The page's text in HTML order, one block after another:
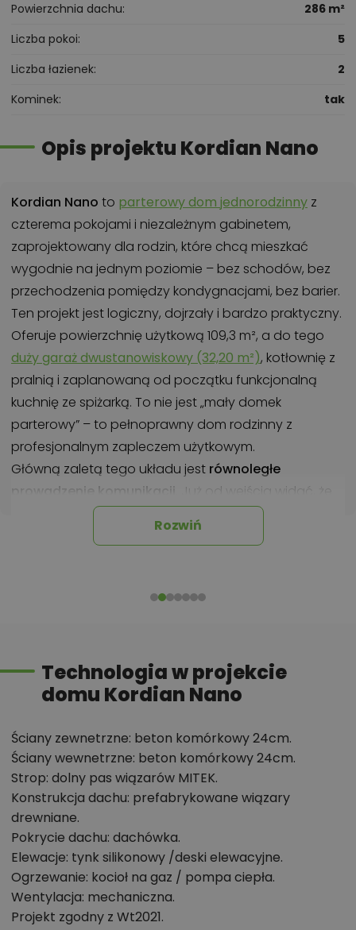
Powierzchnia dachu
286 m²
Liczba pokoi
5
Liczba łazienek
2
Kominek
tak
Opis projektu Kordian Nano
Kordian Nano to parterowy dom jednorodzinny z
czterema pokojami i niezależnym gabinetem,
zaprojektowany dla rodzin, które chcą mieszkać
wygodnie na jednym poziomie – bez schodów, bez
przechodzenia pomiędzy kondygnacjami, bez barier.
Ten projekt jest logiczny, dojrzały i bardzo praktyczny.
Oferuje powierzchnię użytkową 109,3 m², a do tego
duży garaż dwustanowiskowy (32,20 m²), kotłownię z
pralnią i zaplanowaną od początku funkcjonalną
kuchnię ze spiżarką. To nie jest „mały domek
parterowy” – to pełnoprawny dom rodzinny z
profesjonalnym zapleczem użytkowym.
Główną zaletą tego układu jest równoległe
prowadzenie komunikacji . Już od wejścia widać, że
przestrzeń jest porządkowana szerokim
przedpokojem, który rozdziela część dzienną i nocną.
rodzinny i kominek. Z drugiej strony – prywatną strefę
ma własne miejsce, ale całość pozostaje spójna i
wygodna do sprzątania, ogrzania i aranżacji.
Najważniejsze zalety projektu Kordian
Nano
Aż cztery pokoje(12,80 m²; 12,10 m²; 9,70 m²; 7,50
m²) – sypialnie, pokoje dziecięce i osobny
gabinet do pracy zdalnej.
Dwie łazienki(2,90 m² i 6,00 m²) – koniec
porannych kolejek i „bitew o łazienkę”.
Spiżarka 2,00 m² przy kuchni
miejsce na zapasy spożywcze oraz AGD, które nie
Rozwiń
Technologia w projekcie
domu Kordian Nano
Ściany zewnetrzne: beton komórkowy 24cm.
Ściany wewnetrzne: beton komórkowy 24cm.
Strop: dolny pas wiązarów MITEK.
Konstrukcja dachu: prefabrykowane wiązary
drewniane.
Pokrycie dachu: dachówka.
Elewacje: tynk silikonowy /deski elewacyjne.
Ogrzewanie: kocioł na gaz / pompa ciepła.
Wentylacja: mechaniczna.
Projekt zgodny z Wt2021.